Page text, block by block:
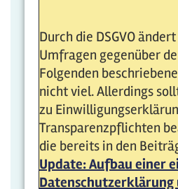
Durch die DSGVO
Umfragen gegenüber
Folgenden
nicht viel. Allerdings
zu
Transparenzpflichten
die bereits in den
Update: Aufbau einer
Datenschutzerklärung